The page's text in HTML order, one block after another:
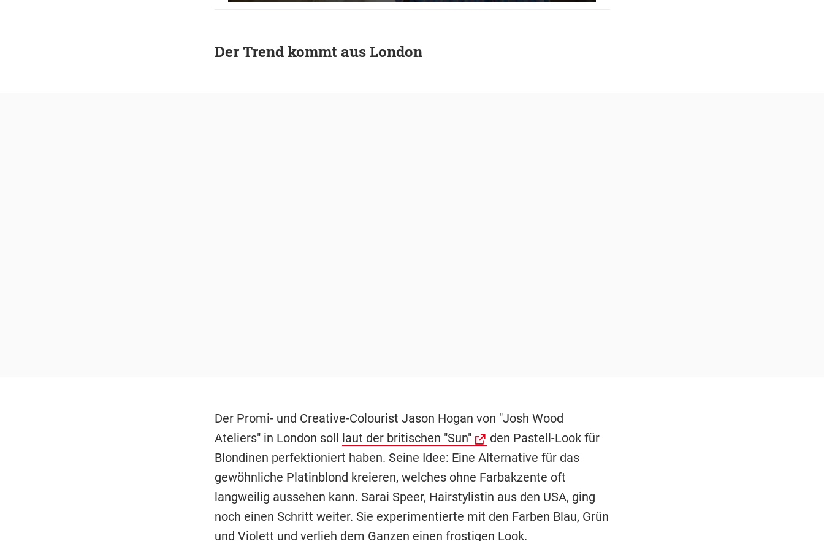
Der Trend kommt aus London
Der Promi- und Creative-Colourist Jason Hogan von "Josh Wood
Ateliers" in London soll laut der britischen "Sun"
den Pastell-Look für
Blondinen perfektioniert haben. Seine Idee: Eine Alternative für das
gewöhnliche Platinblond kreieren, welches ohne Farbakzente oft
langweilig aussehen kann. Sarai Speer, Hairstylistin aus den USA, ging
noch einen Schritt weiter. Sie experimentierte mit den Farben Blau, Grün
und Violett und verlieh dem Ganzen einen frostigen Look.